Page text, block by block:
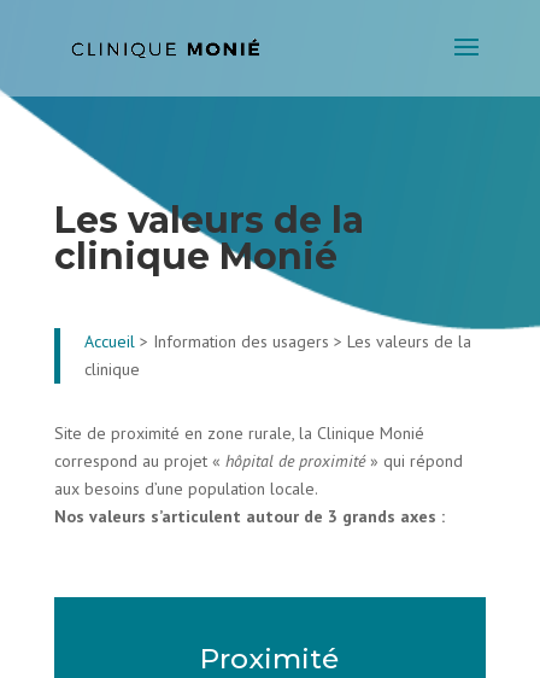
Les valeurs de la
clinique Monié
Accueil > Information des usagers > Les valeurs de la
clinique
Site de proximité en zone rurale, la Clinique Monié
correspond au projet « hôpital de proximité» qui répond
aux besoins d’une population locale.
Nos valeurs s’articulent autour de 3 grands axes :
Proximité